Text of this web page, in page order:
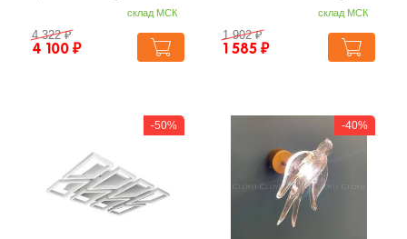
разноцветный 5М DMX-PFS-...
склад МСК
4 322₽
4 100 ₽
Techno Spot XC (C6314, N6102)
склад МСК
1 902₽
1 585 ₽
50% 40%